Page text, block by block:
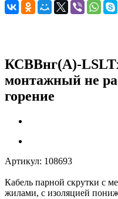
КСВВнг(А)-
монтажный не
горение
Артикул: 108693
Кабель парной скрутки с
жилами, с изоляцией